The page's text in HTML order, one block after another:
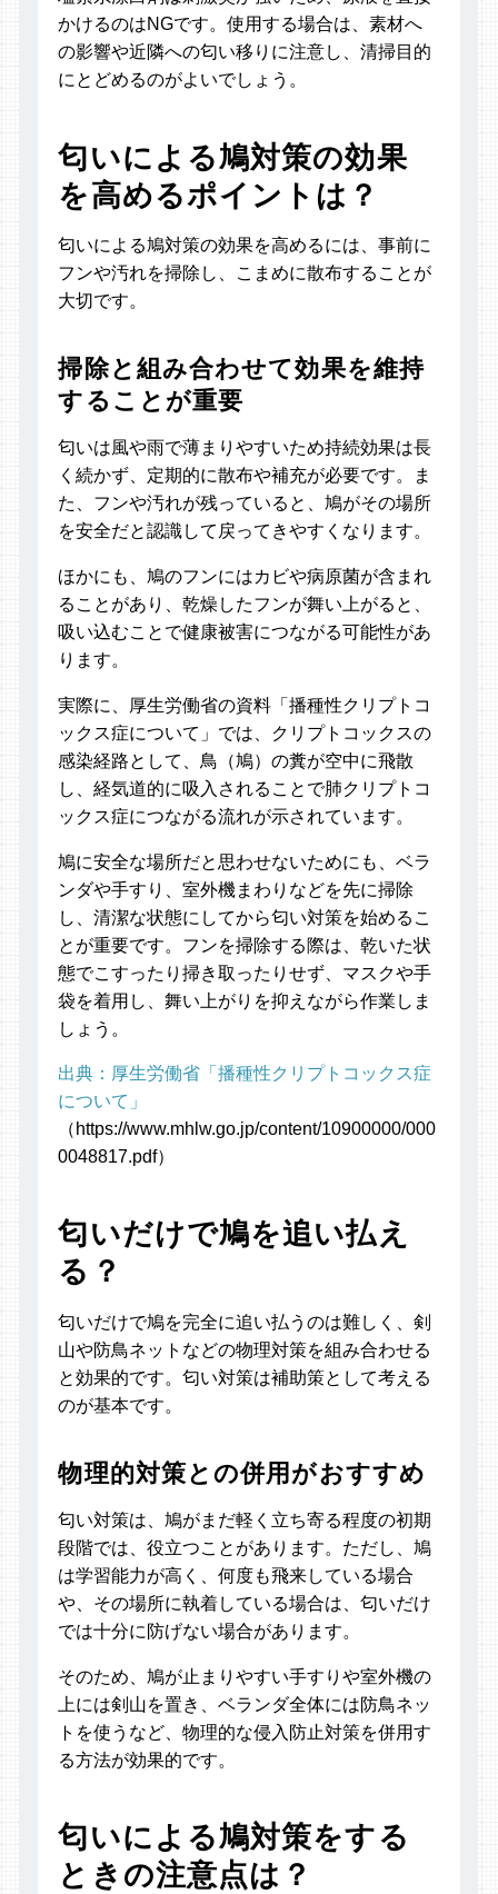
かけるのはNGです。使用する場合は、素材へ
の影響や近隣への匂い移りに注意し、清掃目的
にとどめるのがよいでしょう。
匂いによる鳩対策の効果
を高めるポイントは？
匂いによる鳩対策の効果を高めるには、事前に
フンや汚れを掃除し、こまめに散布することが
大切です。
掃除と組み合わせて効果を維持
することが重要
匂いは風や雨で薄まりやすいため持続効果は長
く続かず、定期的に散布や補充が必要です。ま
た、フンや汚れが残っていると、鳩がその場所
を安全だと認識して戻ってきやすくなります。
ほかにも、鳩のフンにはカビや病原菌が含まれ
ることがあり、乾燥したフンが舞い上がると、
吸い込むことで健康被害につながる可能性があ
ります。
実際に、厚生労働省の資料「播種性クリプトコ
ックス症について」では、クリプトコックスの
感染経路として、鳥（鳩）の糞が空中に飛散
し、経気道的に吸入されることで肺クリプトコ
ックス症につながる流れが示されています。
鳩に安全な場所だと思わせないためにも、ベラ
ンダや手すり、室外機まわりなどを先に掃除
し、清潔な状態にしてから匂い対策を始めるこ
とが重要です。フンを掃除する際は、乾いた状
態でこすったり掃き取ったりせず、マスクや手
袋を着用し、舞い上がりを抑えながら作業しま
しょう。
出典：厚生労働省「播種性クリプトコックス症
について」
（https://www.mhlw.go.jp/content/10900000/000
0048817.pdf）
匂いだけで鳩を追い払え
る？
匂いだけで鳩を完全に追い払うのは難しく、剣
山や防鳥ネットなどの物理対策を組み合わせる
と効果的です。匂い対策は補助策として考える
のが基本です。
物理的対策との併用がおすすめ
匂い対策は、鳩がまだ軽く立ち寄る程度の初期
段階では、役立つことがあります。ただし、鳩
は学習能力が高く、何度も飛来している場合
や、その場所に執着している場合は、匂いだけ
では十分に防げない場合があります。
そのため、鳩が止まりやすい手すりや室外機の
上には剣山を置き、ベランダ全体には防鳥ネッ
トを使うなど、物理的な侵入防止対策を併用す
る方法が効果的です。
匂いによる鳩対策をする
ときの注意点は？